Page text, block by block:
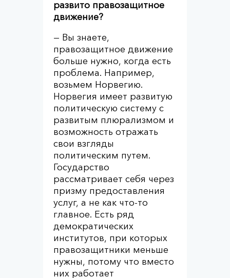
развито правозащитное
движение?
— Вы знаете,
правозащитное движение
больше нужно, когда есть
проблема. Например,
возьмем Норвегию.
Норвегия имеет развитую
политическую систему с
развитым плюрализмом и
возможность отражать
свои взгляды
политическим путем.
Государство
рассматривает себя через
призму предоставления
услуг, а не как что-то
главное. Есть ряд
демократических
институтов, при которых
правозащитники меньше
нужны, потому что вместо
них работает